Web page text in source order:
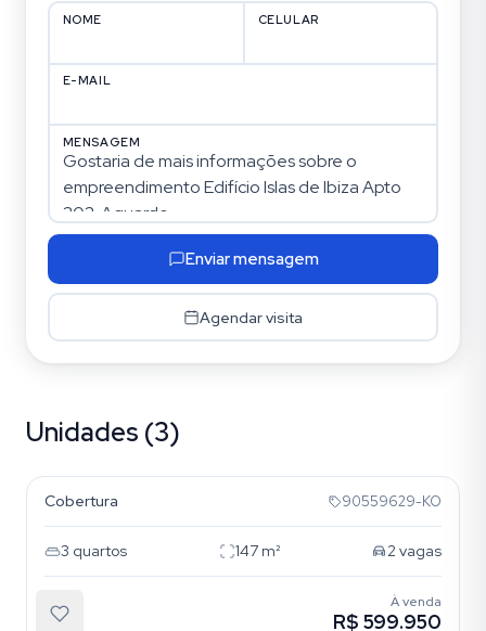
NOME CELULAR
E-MAIL
MENSAGEM
Enviar mensagem
Agendar visita
Unidades (3)
Tristeza
Cobertura 90559629-KO
3 quartos 147m² 2vagas
À venda
R$ 599.950